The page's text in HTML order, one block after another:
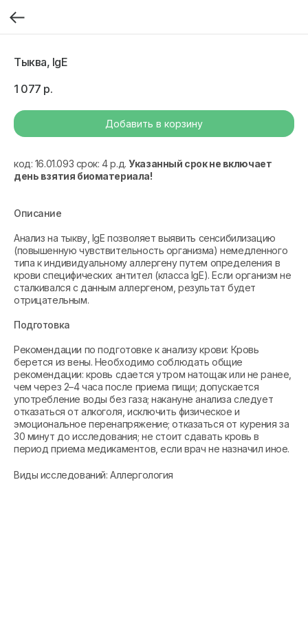
Тыква, IgE
1 077 р.
Добавить в корзину
код: 16.01.093 срок: 4 р.д.Указанный срок не включает
день взятия биоматериала!
Описание
Анализ на тыкву, IgE позволяет выявить сенсибилизацию
(повышенную чувствительность организма) немедленного
типа к индивидуальному аллергену путем определения в
крови специфических антител (класса IgE). Если организм не
сталкивался с данным аллергеном, результат будет
отрицательным.
Подготовка
Рекомендации по подготовке к анализу крови: Кровь
берется из вены. Необходимо соблюдать общие
рекомендации: кровь сдается утром натощак или не ранее,
чем через 2–4 часа после приема пищи; допускается
употребление воды без газа; накануне анализа следует
отказаться от алкоголя, исключить физическое и
эмоциональное перенапряжение; отказаться от курения за
30 минут до исследования; не стоит сдавать кровь в
период приема медикаментов, если врач не назначил иное.
Виды исследований: Аллергология